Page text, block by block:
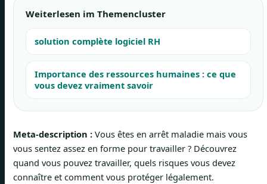
Weiterlesen im Themencluster
solution complète logiciel RH
Importance des ressources humaines : ce que
vous devez vraiment savoir
Meta-description : Vous êtes en arrêt maladie mais vous
vous sentez assez en forme pour travailler ? Découvrez
quand vous pouvez travailler, quels risques vous devez
connaître et comment vous protéger légalement.